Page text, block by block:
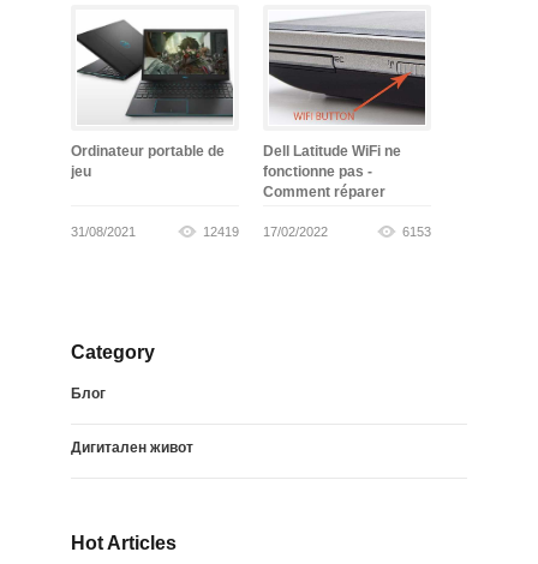
Ordinateur portable de
jeu
31/08/2021 12419
Dell Latitude WiFi ne
fonctionne pas -
Comment réparer
17/02/2022 6153
Category
Блог
Дигитален живот
Hot Articles